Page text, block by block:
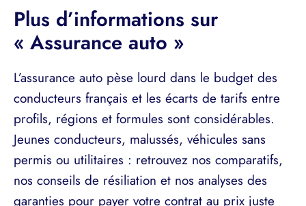
Plus d’informations sur
« Assurance auto »
L’assurance auto pèse lourd dans le budget des
conducteurs français et les écarts de tarifs entre
profils, régions et formules sont considérables.
Jeunes conducteurs, malussés, véhicules sans
permis ou utilitaires : retrouvez nos comparatifs,
nos conseils de résiliation et nos analyses des
garanties pour payer votre contrat au prix juste